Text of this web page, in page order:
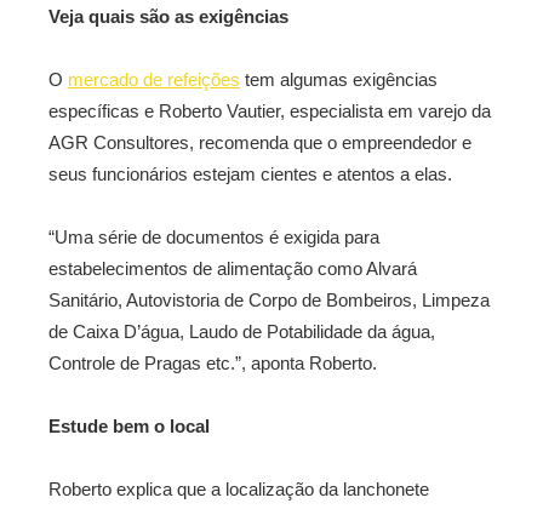
Veja quais são as exigências
O mercado de refeições tem algumas exigências
específicas e Roberto Vautier, especialista em varejo da
AGR Consultores, recomenda que o empreendedor e
seus funcionários estejam cientes e atentos a elas.
“Uma série de documentos é exigida para
estabelecimentos de alimentação como Alvará
Sanitário, Autovistoria de Corpo de Bombeiros, Limpeza
de Caixa D’água, Laudo de Potabilidade da água,
Controle de Pragas etc.”, aponta Roberto.
Estude bem o local
Roberto explica que a localização da lanchonete